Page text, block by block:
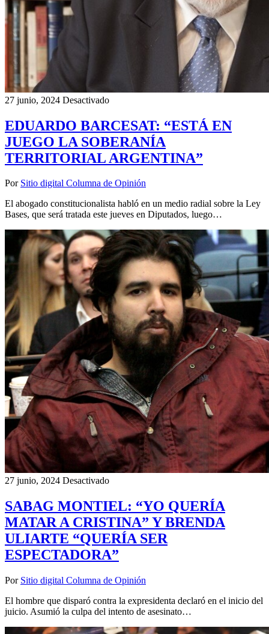
27 junio, 2024 Desactivado
EDUARDO BARCESAT: “ESTÁ EN
JUEGO LA SOBERANÍA
TERRITORIAL ARGENTINA”
Por Sitio digital Columna de Opinión
El abogado constitucionalista habló en un medio radial sobre la Ley
Bases, que será tratada este jueves en Diputados, luego…
27 junio, 2024 Desactivado
SABAG MONTIEL: “YO QUERÍA
MATAR A CRISTINA” Y BRENDA
ULIARTE “QUERÍA SER
ESPECTADORA”
Por Sitio digital Columna de Opinión
El hombre que disparó contra la expresidenta declaró en el inicio del
juicio. Asumió la culpa del intento de asesinato…